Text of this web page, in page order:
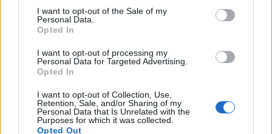
consent section.
I want to opt-out of the Sale of my
Personal Data.
Opted In
I want to opt-out of processing my
Personal Data for Targeted Advertising.
Opted In
I want to opt-out of Collection, Use,
Retention, Sale, and/or Sharing of my
Personal Data that Is Unrelated with the
Purposes for which it was collected.
Opted Out
Και όμως μπορούν να τους κλέψουν